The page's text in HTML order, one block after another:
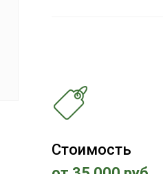
Стоимость